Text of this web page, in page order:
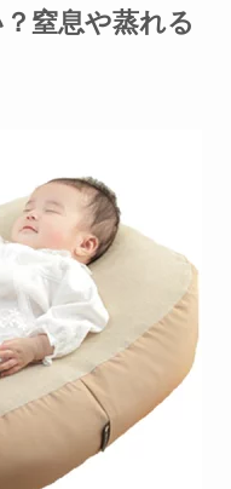
窒息や蒸れる